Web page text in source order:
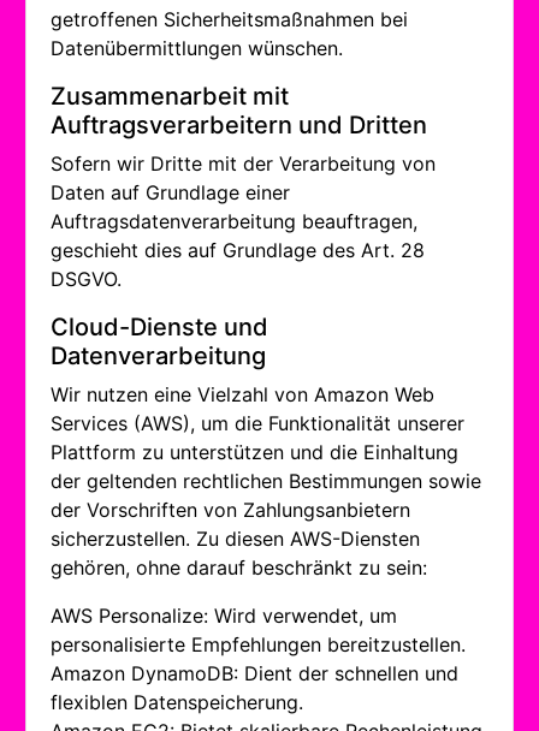
getroffenen Sicherheitsmaßnahmen bei
Datenübermittlungen wünschen.
Zusammenarbeit mit
Auftragsverarbeitern und Dritten
Sofern wir Dritte mit der Verarbeitung von
Daten auf Grundlage einer
Auftragsdatenverarbeitung beauftragen,
geschieht dies auf Grundlage des Art. 28
DSGVO.
Cloud-Dienste und
Datenverarbeitung
Wir nutzen eine Vielzahl von Amazon Web
Services (AWS), um die Funktionalität unserer
Plattform zu unterstützen und die Einhaltung
der geltenden rechtlichen Bestimmungen sowie
der Vorschriften von Zahlungsanbietern
sicherzustellen. Zu diesen AWS-Diensten
gehören, ohne darauf beschränkt zu sein:
AWS Personalize: Wird verwendet, um
personalisierte Empfehlungen bereitzustellen.
Amazon DynamoDB: Dient der schnellen und
flexiblen Datenspeicherung.